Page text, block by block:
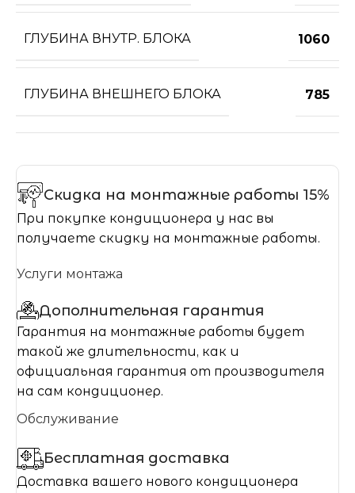
ГЛУБИНА ВНУТР. БЛОКА 1060
ГЛУБИНА ВНЕШНЕГО БЛОКА 785
Скидка на монтажные работы 15%
При покупке кондиционера у нас вы
получаете скидку на монтажные работы.
Услуги монтажа
Дополнительная гарантия
Гарантия на монтажные работы будет
такой же длительности, как и
официальная гарантия от производителя
на сам кондиционер.
Обслуживание
Бесплатная доставка
Доставка вашего нового кондиционера